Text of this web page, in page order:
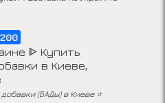
200
ᐈ Купить
в Киеве,
(БАДы) в Киеве ⭐